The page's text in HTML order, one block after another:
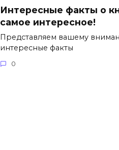
Интересные факты о
самое интересное!
Представляем вашему
интересные факты
0